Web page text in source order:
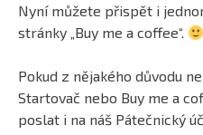
Nyní můžete přispět i
stránky „Buy me a coffee“.
Pokud z nějakého důvodu
Startovač nebo Buy me a
poslat i na náš Pátečnický